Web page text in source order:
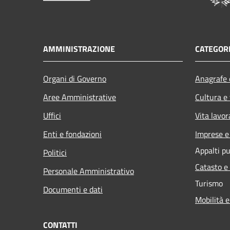
AMMINISTRAZIONE
Organi di Governo
Aree Amministrative
Uffici
Enti e fondazioni
Politici
Personale Amministrativo
Documenti e dati
Cultura
Vita
Imprese
Appalti
Catasto
Turismo
Mobilità
CONTATTI